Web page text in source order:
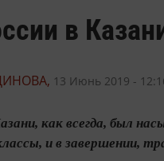
в
13 Июнь 2019 -
как всегда, был
и в завершении,